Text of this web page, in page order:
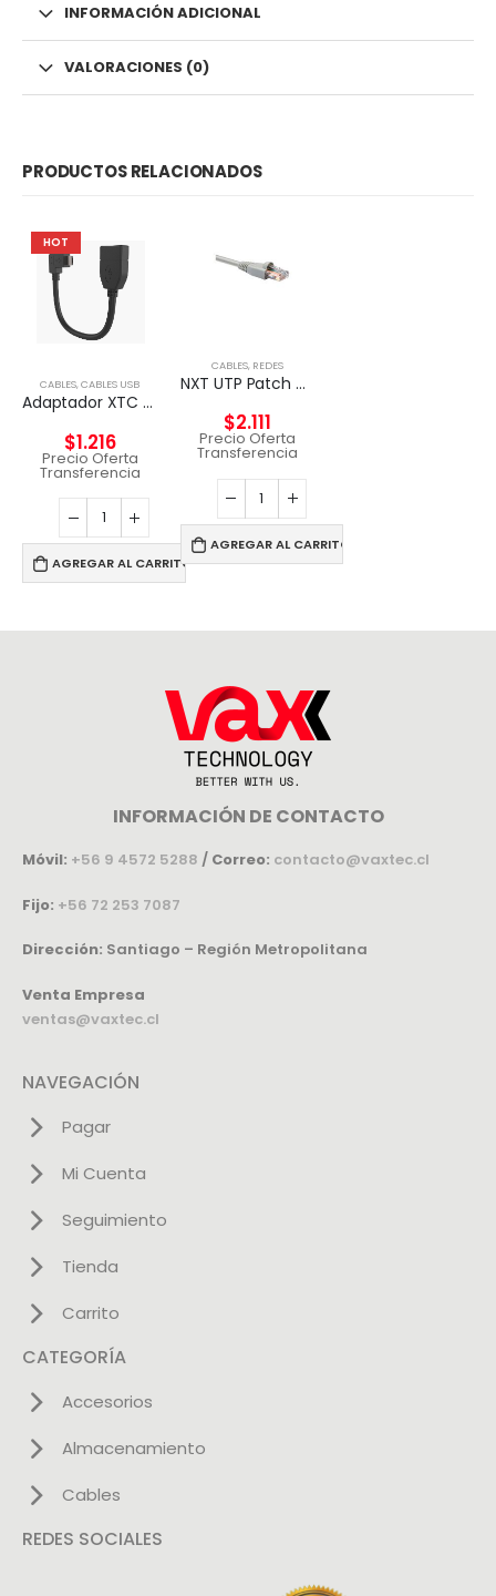
INFORMACIÓN ADICIONAL
VALORACIONES (0)
PRODUCTOS RELACIONADOS
HOT
CABLES,CABLES USB
Adaptador XTC anfitrión micro-USB macho a USB-A hembra
$1.216
Precio Oferta
Transferencia
AGREGAR AL CARRITO
CABLES, REDES
NXT UTP Patch Cord Cat5e 2m CM – GRIS
$2.111
Precio Oferta
Transferencia
AGREGAR AL CARRITO
INFORMACIÓN DE CONTACTO
Móvil: +56 9 4572 5288 / Correo: contacto@vaxtec.cl
Fijo: +56 72 253 7087
Dirección: Santiago – Región Metropolitana
Venta Empresa
ventas@vaxtec.cl
NAVEGACIÓN
Pagar
Mi Cuenta
Seguimiento
Tienda
Carrito
CATEGORÍA
Accesorios
Almacenamiento
Cables
REDES SOCIALES